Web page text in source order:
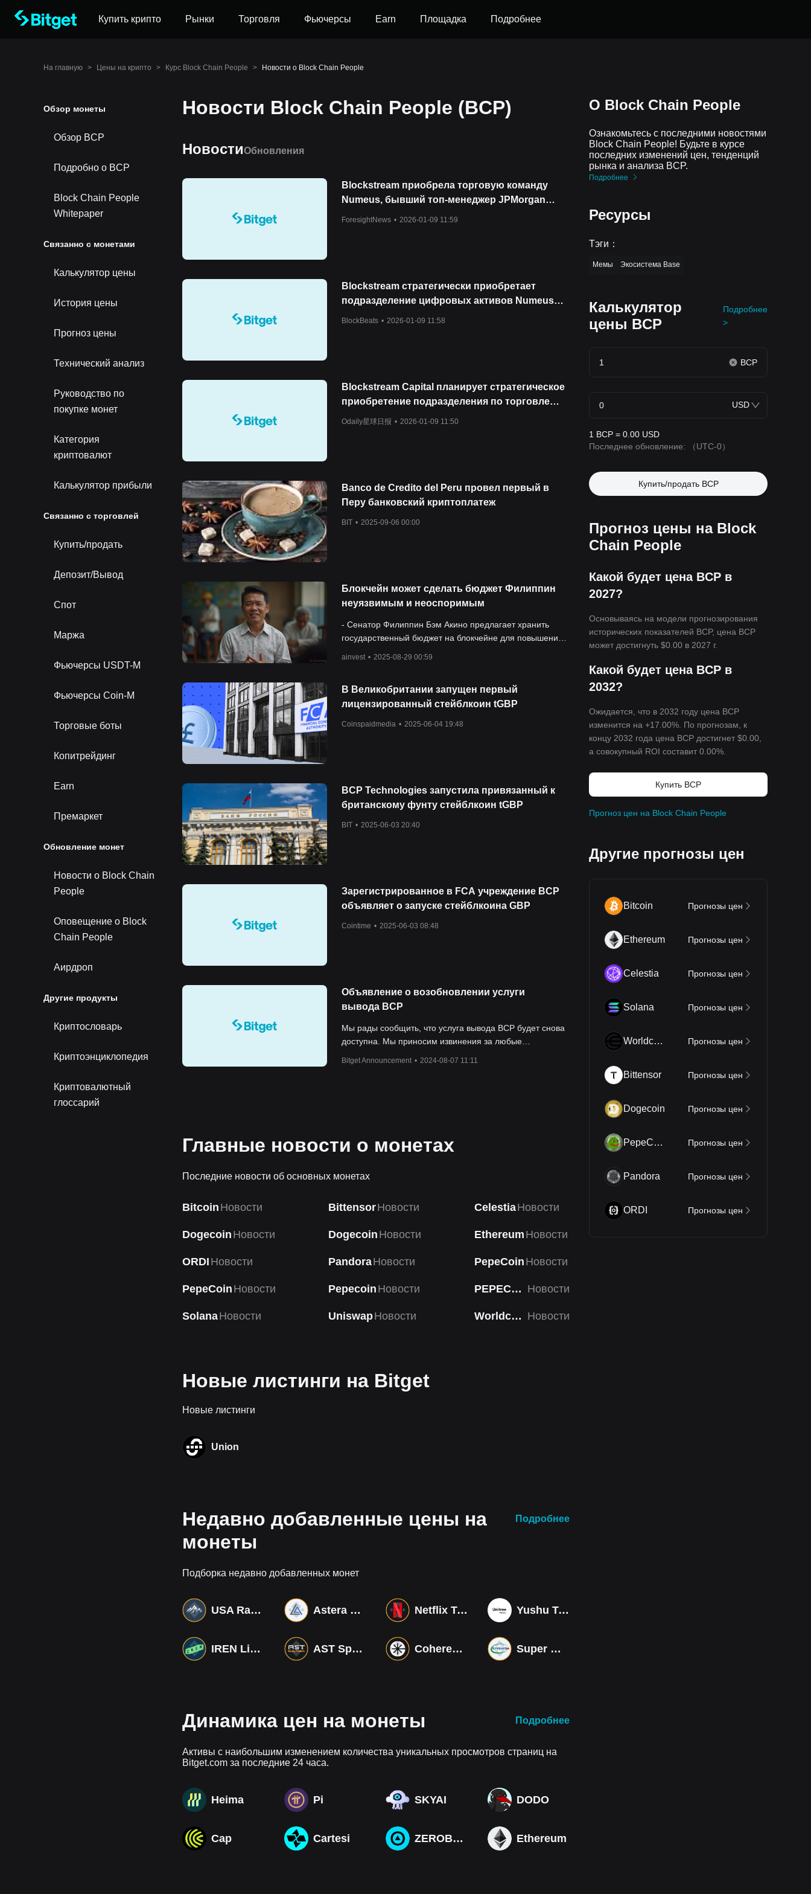
Купить крипто Рынки Торговля Фьючерсы Earn Площадка Подробнее
На главную > Цены на крипто > Курс Block Chain People > Новости о Block Chain People
Обзор монеты
Обзор BCP
Подробно о BCP
Block Chain People
Whitepaper
Связанно с монетами
Калькулятор цены
История цены
Прогноз цены
Технический анализ
Руководство по
покупке монет
Категория
криптовалют
Калькулятор прибыли
Связанно с торговлей
Купить/продать
Депозит/Вывод
Спот
Маржа
Фьючерсы USDT-M
Фьючерсы Coin-M
Торговые боты
Копитрейдинг
Earn
Премаркет
Обновление монет
Новости о Block Chain
People
Оповещение о Block
Chain People
Аирдроп
Другие продукты
Криптословарь
Криптоэнциклопедия
Криптовалютный
глоссарий
Новости Block Chain People (BCP)
НовостиОбновления
Blockstream приобрела торговую команду
Numeus, бывший топ-менеджер JPMorgan
ForesightNews • 2026-01-09 11:59
Blockstream стратегически приобретает
подразделение цифровых активов Numeus
BlockBeats • 2026-01-09 11:58
Blockstream Capital планирует стратегическое
приобретение подразделения по торговле
цифровыми активами компании Numeus с
Odaily星球日报 • 2026-01-09 11:50
Banco de Credito del Peru провел первый в
Перу банковский криптоплатеж
BIT • 2025-09-06 00:00
Блокчейн может сделать бюджет Филиппин
неуязвимым и неоспоримым
- Сенатор Филиппин Бэм Акино предлагает хранить
государственный бюджет на блокчейне для повышения
для записи бюджетных документов, таких как SARO и
NCA, на публичном блокчейне. - В мире наблюдается
неподделываемого управления, чему следуют такие
ainvest • 2025-08-29 00:59
В Великобритании запущен первый
лицензированный стейблкоин tGBP
Coinspaidmedia • 2025-06-04 19:48
BCP Technologies запустила привязанный к
британскому фунту стейблкоин tGBP
BIT • 2025-06-03 20:40
Зарегистрированное в FCA учреждение BCP
объявляет о запуске стейблкоина GBP
Cointime • 2025-06-03 08:48
Объявление о возобновлении услуги
вывода BCP
Мы рады сообщить, что услуга вывода BCP будет снова
доступна. Мы приносим извинения за любые
Bitget Announcement • 2024-08-07 11:11
Главные новости о монетах
Последние новости об основных монетах
Bitcoin Новости BittensorНовости CelestiaНовости
Dogecoin Новости Dogecoin Новости Ethereum Новости
ORDI Новости PandoraНовости PepeCoin Новости
PepeCoin Новости Pepecoin Новости PEPECOIN Новости
SolanaНовости UniswapНовости Worldcoin Новости
Новые листинги на Bitget
Новые листинги
Union
Недавно добавленные цены на
монеты
Подробнее
Подборка недавно добавленных монет
USA Rare Earth Tokenized bStocks Astera Labs Tokenized bStocks Netflix Tokenized bStocks Yushu Technology Co (Derivatives)
IREN Limited Tokenized bStocks AST SpaceMobile Tokenized bStocks Coherent Tokenized bStocks Super Micro Computer Tokenized bStocks
Динамика цен на монеты Подробнее
Активы с наибольшим изменением количества уникальных просмотров страниц на
Bitget.com за последние 24 часа.
Heima Pi SKYAI DODO
Cap Cartesi ZEROBASE Ethereum
О Block Chain People
Ознакомьтесь с последними новостями
Block Chain People! Будьте в курсе
последних изменений цен, тенденций
рынка и анализа BCP.
Подробнее
Ресурсы
Тэги ：
Мемы Экосистема Base
Калькулятор
цены BCP
Подробнее
>
BCP
USD
1 BCP = 0.00 USD
Последнее обновление:
（UTC-0）
Купить/продать BCP
Прогноз цены на Block
Chain People
Какой будет цена BCP в
2027?
Основываясь на модели прогнозирования
исторических показателей BCP, цена BCP
может достигнуть $0.00 в 2027 г.
Какой будет цена BCP в
2032?
Ожидается, что в 2032 году цена BCP
изменится на +17.00%. По прогнозам, к
концу 2032 года цена BCP достигнет $0.00
а совокупный ROI составит 0.00%.
Купить BCP
Прогноз цен на Block Chain People
Другие прогнозы цен
Bitcoin Прогнозы цен
Ethereum Прогнозы цен
Celestia Прогнозы цен
Solana Прогнозы цен
Worldcoin Прогнозы цен
Bittensor Прогнозы цен
Dogecoin Прогнозы цен
PepeCoin Прогнозы цен
Pandora Прогнозы цен
ORDI Прогнозы цен